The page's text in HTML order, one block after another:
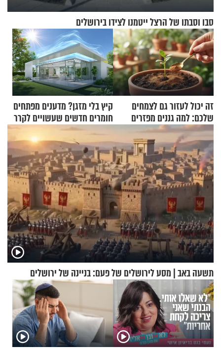
סבו וסבתו של הרצל ייטמנו לצידו בירושלים
זה יכול לעזור גם לצמחים
שלכם: למה גננים מפזרים
קינמון בעציצים?
קיץ בלי מזגן? מדענים מפתחים
חומרים חדשים שעשויים לקרר
בתים
תשעה באב | מסע לירושלים של פעם: בניינה של ירושלים